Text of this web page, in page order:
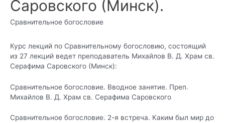
Саровского (Минск).
Сравнительное богословие
Курс лекций по Сравнительному богословию, состоящий
из 27 лекций ведет преподаватель Михайлов В. Д. Храм св.
Серафима Саровского (Минск):
Сравнительное богословие. Вводное занятие. Преп.
Михайлов В. Д. Храм св. Серафима Саровского
Сравнительное богословие. 2-я встреча. Каким был мир до